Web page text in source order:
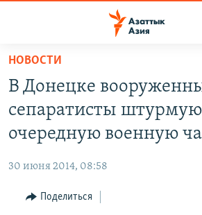
Вернуться
основному
содержанию
Вернутся
главной
Вернутся
ТАДЖИКИСТАН
НОВОСТИ
ВОЙНА В УКРАИНЕ
КЫРГЫЗЧА
НОВОСТИ
В Донецке
сепаратисты
очередную военную
30 июня 2014, 08:58
Поделиться